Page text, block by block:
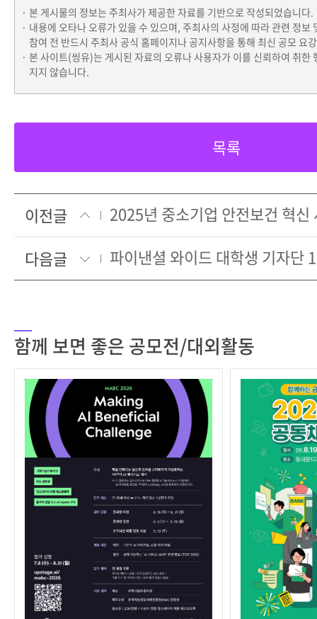
본 게시물의 정보는 주최사가 제공한 자료를 기반으로 작성되었습니다.
내용에 오타나 오류가 있을 수 있으며, 주최사의 사정에 따라 관련 정보
참여 전 반드시 주최사 공식 홈페이지나 공지사항을 통해 최신 공모 요
본 사이트(씽유)는 게시된 자료의 오류나 사용자가 이를 신뢰하여 취한
지지 않습니다.
목록
이전글
다음글
파이낸셜 와이드 대학생 기자단
함께 보면 좋은 공모전/대외활동